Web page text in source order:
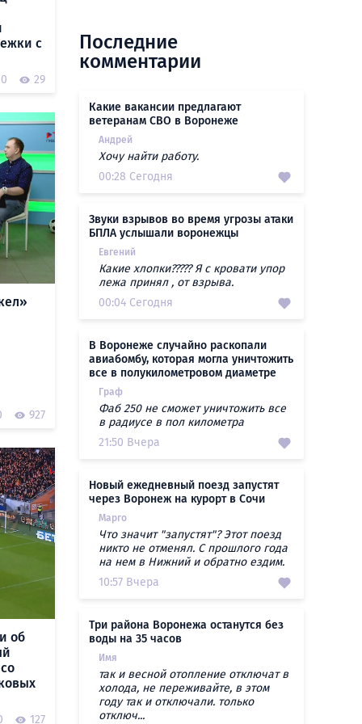
с
0 29
927
об
127
Последние
комментарии
Какие вакансии предлагают
ветеранам СВО в Воронеже
Андрей
Хочу найти работу.
00:28 Сегодня
Звуки взрывов во время угрозы атаки
БПЛА услышали воронежцы
Евгений
Какие хлопки????? Я с кровати упор
лежа принял , от взрыва.
00:04 Сегодня
В Воронеже случайно раскопали
авиабомбу, которая могла уничтожить
все в полукилометровом диаметре
Граф
Фаб 250 не сможет уничтожить все
в радиусе в пол километра
21:50 Вчера
Новый ежедневный поезд запустят
через Воронеж на курорт в Сочи
Марго
Что значит "запустят"? Этот поезд
никто не отменял. С прошлого года
на нем в Нижний и обратно ездим.
10:57 Вчера
Три района Воронежа останутся без
воды на 35 часов
Имя
так и весной отопление отключат в
холода, не переживайте, в этом
году так и отключали. только
отключ...